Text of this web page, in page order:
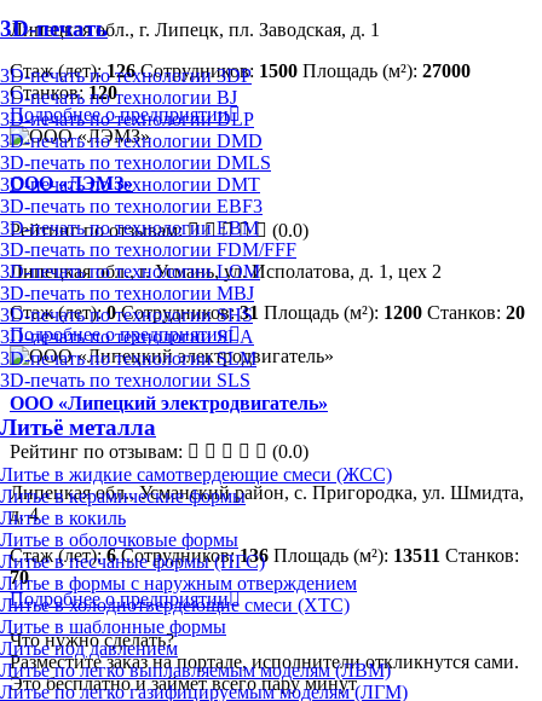
3D-печать
3D-печать по технологии 3DP
3D-печать по технологии BJ
3D-печать по технологии DLP
3D-печать по технологии DMD
3D-печать по технологии DMLS
3D-печать по технологии DMT
3D-печать по технологии EBF3
3D-печать по технологии EBM
3D-печать по технологии FDM/FFF
3D-печать по технологии LOM
3D-печать по технологии MBJ
3D-печать по технологии SHS
3D-печать по технологии SLA
3D-печать по технологии SLM
3D-печать по технологии SLS
Литьё металла
Литье в жидкие самотвердеющие смеси (ЖСС)
Литье в керамические формы
Литье в кокиль
Литье в оболочковые формы
Литье в песчаные формы (ПГС)
Литье в формы с наружным отверждением
Литье в холоднотвердеющие смеси (ХТС)
Литье в шаблонные формы
Литье под давлением
Литье по легко выплавляемым моделям (ЛВМ)
Литье по легко газифицируемым моделям (ЛГМ)
Липецкая обл., г. Липецк, пл. Заводская, д. 1
Стаж (лет):126 Сотрудников: 1500 Площадь (м²): 27000
Станков: 120
Подробнее о предприятии
ООО «ЛЭМЗ»
Рейтинг по отзывам:
(0.0)
Липецкая обл., г. Усмань, ул. Исполатова, д. 1, цех 2
Стаж (лет):0 Сотрудников:31 Площадь (м²): 1200 Станков: 20
Подробнее о предприятии
ООО «Липецкий электродвигатель»
Рейтинг по отзывам:
(0.0)
Липецкая обл., Усманский район, с. Пригородка, ул. Шмидта,
д. 4
Стаж (лет):6 Сотрудников:136 Площадь (м²): 13511 Станков:
70
Подробнее о предприятии
Что нужно сделать?
Разместите заказ на портале, исполнители откликнутся сами.
Это бесплатно и займет всего пару минут